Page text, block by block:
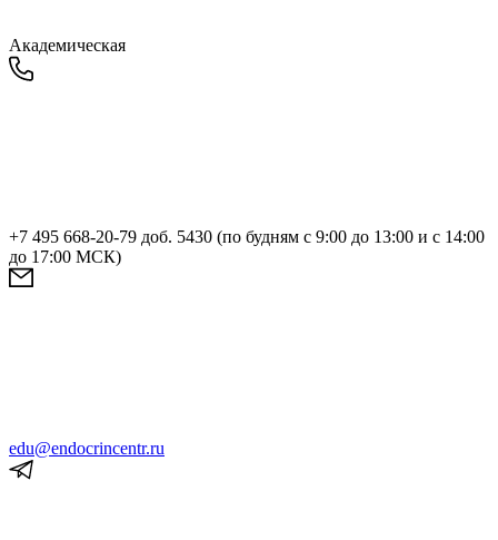
Академическая
+7 495 668-20-79 доб. 5430 (по будням с 9:00 до 13:00 и с 14:00
до 17:00 МСК)
edu@endocrincentr.ru